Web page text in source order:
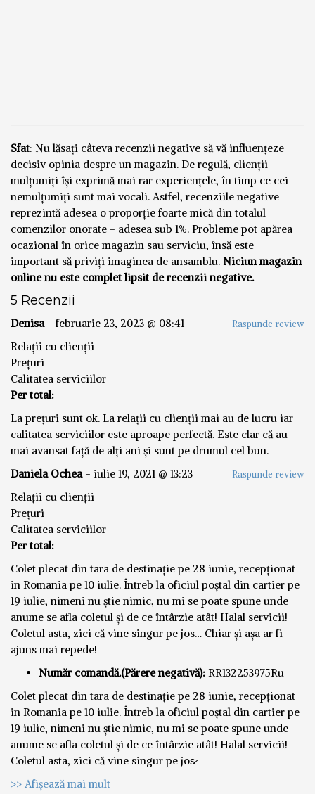
Sfat: Nu lăsați câteva recenzii negative să vă influențeze
decisiv opinia despre un magazin. De regulă, clienții
mulțumiți își exprimă mai rar experiențele, în timp ce cei
nemulțumiți sunt mai vocali. Astfel, recenziile negative
reprezintă adesea o proporție foarte mică din totalul
comenzilor onorate - adesea sub 1%. Probleme pot apărea
ocazional în orice magazin sau serviciu, însă este
important să priviți imaginea de ansamblu. Niciun magazin
online nu este complet lipsit de recenzii negative.
5 Recenzii
Denisa- februarie 23, 2023 @ 08:41 Raspunde review
Relații cu clienții
Prețuri
Calitatea serviciilor
Per total:
La prețuri sunt ok. La relații cu clienții mai au de lucru iar
calitatea serviciilor este aproape perfectă. Este clar că au
mai avansat față de alți ani și sunt pe drumul cel bun.
Daniela Ochea- iulie 19, 2021 @ 13:23 Raspunde review
Relații cu clienții
Prețuri
Calitatea serviciilor
Per total:
Colet plecat din tara de destinație pe 28 iunie, recepționat
in Romania pe 10 iulie. Întreb la oficiul poștal din cartier pe
19 iulie, nimeni nu știe nimic, nu mi se poate spune unde
anume se afla coletul și de ce întârzie atât! Halal servicii!
Coletul asta, zici că vine singur pe jos… Chiar și așa ar fi
ajuns mai repede!
Număr comandă.(Părere negativă): RR132253975Ru
Colet plecat din tara de destinație pe 28 iunie, recepționat
in Romania pe 10 iulie. Întreb la oficiul poștal din cartier pe
19 iulie, nimeni nu știe nimic, nu mi se poate spune unde
anume se afla coletul și de ce întârzie atât! Halal servicii!
Coletul asta, zici că vine singur pe jos̷
>> Afișează mai mult